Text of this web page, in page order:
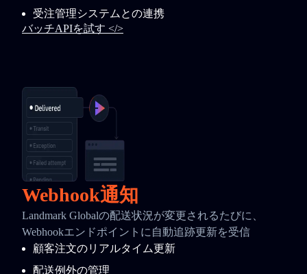
受注管理システムとの連携
バッチAPIを試す </>
Webhook通知
Landmark Globalの配送状況が変更されるたびに、
Webhookエンドポイントに自動追跡更新を受信
顧客注文のリアルタイム更新
配送例外の管理